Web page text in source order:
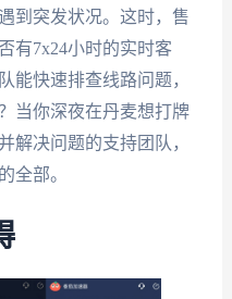
到突发状况。这时，售
有7x24小时的实时客
能快速排查线路问题，
当你深夜在丹麦想打牌
解决问题的支持团队，
全部。